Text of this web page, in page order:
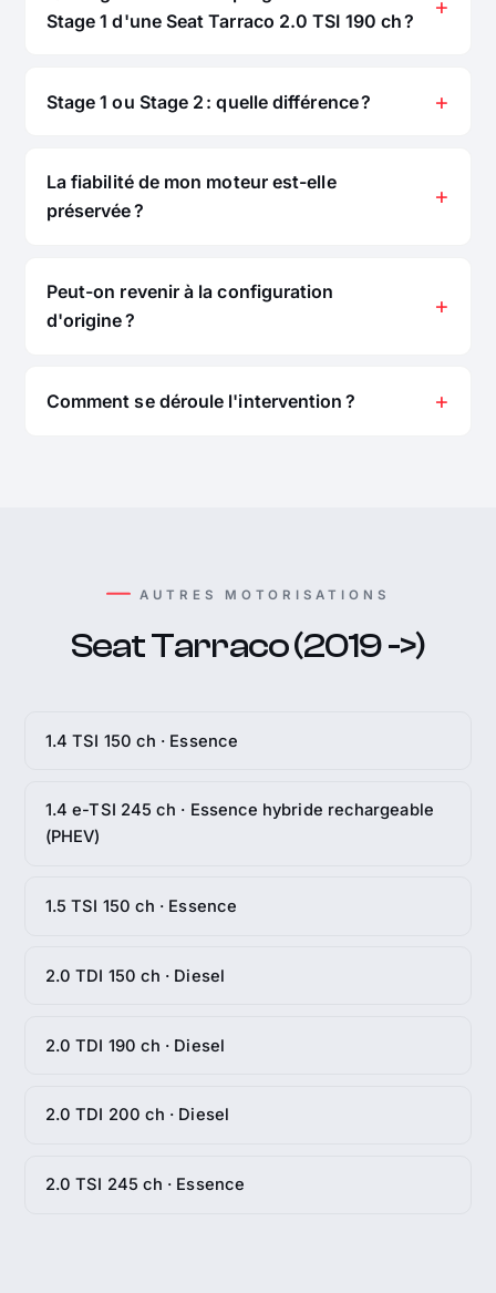
Stage 1 d'une Seat Tarraco 2.0 TSI 190 ch ?
Stage 1 ou Stage 2 : quelle différence ?
La fiabilité de mon moteur est-elle
préservée ?
Peut-on revenir à la configuration
d'origine ?
Comment se déroule l'intervention ?
AUTRES MOTORISATIONS
Seat Tarraco (2019 ->)
1.4 TSI 150 ch · Essence
1.4 e-TSI 245 ch · Essence hybride rechargeable
(PHEV)
1.5 TSI 150 ch · Essence
2.0 TDI 150 ch · Diesel
2.0 TDI 190 ch · Diesel
2.0 TDI 200 ch · Diesel
2.0 TSI 245 ch · Essence